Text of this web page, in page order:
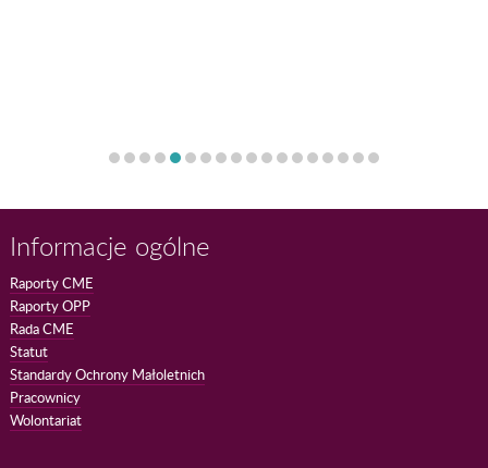
Informacje ogólne
Raporty CME
Raporty OPP
Rada CME
Statut
Standardy Ochrony Małoletnich
Pracownicy
Wolontariat